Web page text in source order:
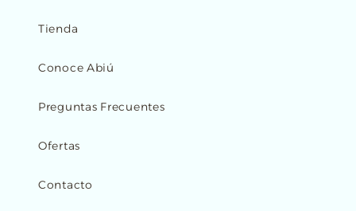
Tienda
Conoce Abiú
Preguntas Frecuentes
Ofertas
Contacto